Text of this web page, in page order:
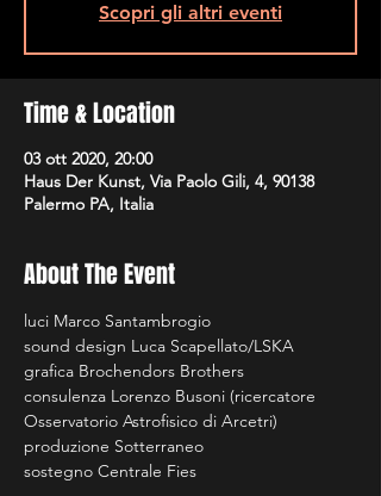
Scopri gli altri eventi
Time & Location
03 ott 2020, 20:00
Haus Der Kunst, Via Paolo Gili, 4, 90138
Palermo PA, Italia
About The Event
luci Marco Santambrogio
sound design Luca Scapellato/LSKA
grafica Brochendors Brothers
consulenza Lorenzo Busoni (ricercatore
Osservatorio Astrofisico di Arcetri)
produzione Sotterraneo
sostegno Centrale Fies